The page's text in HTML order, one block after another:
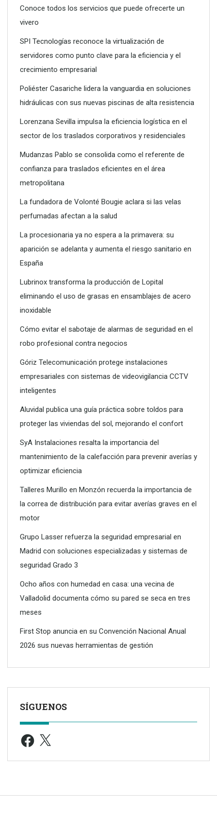
SPI Tecnologías reconoce la virtualización de servidores
como punto clave para la eficiencia y el crecimiento
empresarial
Poliéster Casariche lidera la vanguardia en soluciones
hidráulicas con sus nuevas piscinas de alta resistencia
Conoce todos los servicios que puede ofrecerte un
vivero
SPI Tecnologías reconoce la virtualización de
servidores como punto clave para la eficiencia y el
crecimiento empresarial
Poliéster Casariche lidera la vanguardia en soluciones
hidráulicas con sus nuevas piscinas de alta resistencia
Lorenzana Sevilla impulsa la eficiencia logística en el
sector de los traslados corporativos y residenciales
Mudanzas Pablo se consolida como el referente de
confianza para traslados eficientes en el área
metropolitana
La fundadora de Volonté Bougie aclara si las velas
perfumadas afectan a la salud
La procesionaria ya no espera a la primavera: su
aparición se adelanta y aumenta el riesgo sanitario en
España
Lubrinox transforma la producción de Lopital
eliminando el uso de grasas en ensamblajes de acero
inoxidable
Cómo evitar el sabotaje de alarmas de seguridad en el
robo profesional contra negocios
Góriz Telecomunicación protege instalaciones
empresariales con sistemas de videovigilancia CCTV
inteligentes
Aluvidal publica una guía práctica sobre toldos para
proteger las viviendas del sol, mejorando el confort
SyA Instalaciones resalta la importancia del
mantenimiento de la calefacción para prevenir averías y
optimizar eficiencia
Talleres Murillo en Monzón recuerda la importancia de
la correa de distribución para evitar averías graves en el
motor
Grupo Lasser refuerza la seguridad empresarial en
Madrid con soluciones especializadas y sistemas de
seguridad Grado 3
Ocho años con humedad en casa: una vecina de
Valladolid documenta cómo su pared se seca en tres
meses
First Stop anuncia en su Convención Nacional Anual
2026 sus nuevas herramientas de gestión
SÍGUENOS
Facebook
X